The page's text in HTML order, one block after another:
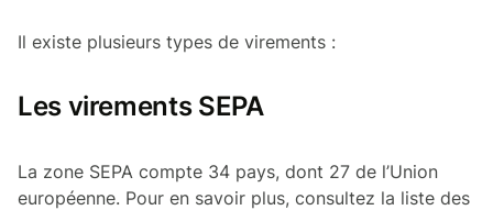
Il existe plusieurs types de virements :
Les virements SEPA
La zone SEPA compte 34 pays, dont 27 de l’Union
européenne. Pour en savoir plus, consultez la liste des